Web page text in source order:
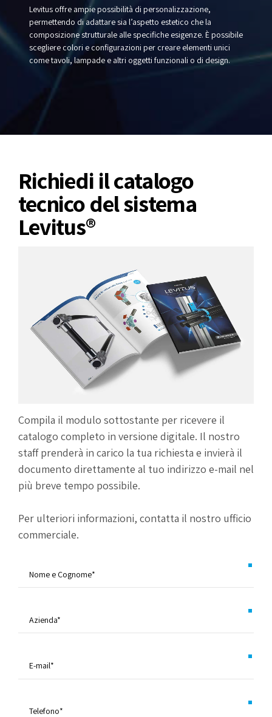
Levitus offre ampie possibilità di personalizzazione,
permettendo di adattare sia l’aspetto estetico che la
composizione strutturale alle specifiche esigenze. È possibile
scegliere colori e configurazioni per creare elementi unici
come tavoli, lampade e altri oggetti funzionali o di design.
Richiedi il catalogo
tecnico del sistema
Levitus®
Compila il modulo sottostante per ricevere il
catalogo completo in versione digitale. Il nostro
staff prenderà in carico la tua richiesta e invierà il
documento direttamente al tuo indirizzo e-mail nel
più breve tempo possibile.
Per ulteriori informazioni, contatta il nostro ufficio
commerciale.